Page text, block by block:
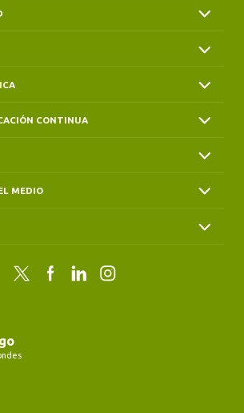
CONTINUA
MEDIO
Twitter FacebookLinkedInInstagram